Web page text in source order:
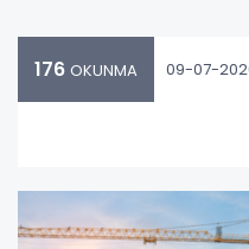
176 OKUNMA 09-07-